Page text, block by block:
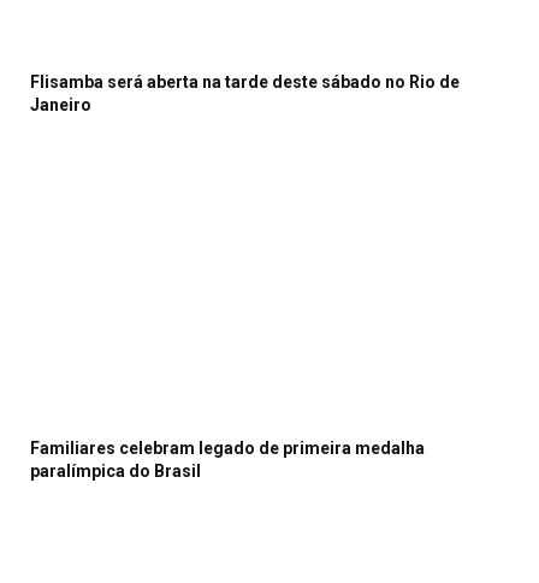
Flisamba será aberta na tarde deste sábado no Rio de
Janeiro
Familiares celebram legado de primeira medalha
paralímpica do Brasil